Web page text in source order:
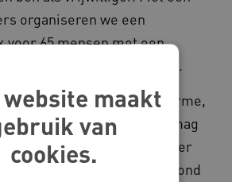
organiseren we een
voor 65 mensen met een
of lichamelijke beperking.
als thuiskomen: een warme,
waarin iedereen zichzelf mag
wordt. Wat het zo bijzonder
naar de achtergrond
website maakt
van
cookies.